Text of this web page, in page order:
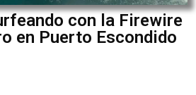
con la Firewire
en Puerto Escondido